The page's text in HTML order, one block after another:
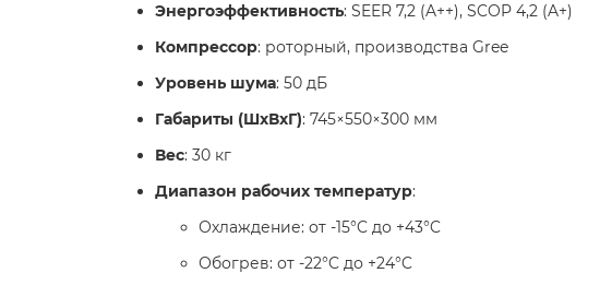
Энергоэффективность: SEER 7,2 (A++), SCOP 4,2 (A+)​
Компрессор: роторный, производства Gree​
Уровень шума: 50 дБ​
Габариты (ШxВxГ): 745×550×300 мм​
Вес: 30 кг​
Диапазон рабочих температур:
Охлаждение: от -15°C до +43°C​
Обогрев: от -22°C до +24°C​